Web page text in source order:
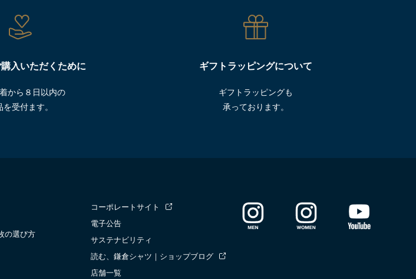
入いただくために
から８日以内の
を受付ます。
ギフトラッピングについて
ギフトラッピングも
承っております。
の選び方
コーポレートサイト
電子公告
サステナビリティ
読む、鎌倉シャツ｜ショップブログ
店舗一覧